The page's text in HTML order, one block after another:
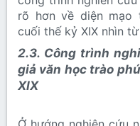
rõ hơn về diện mạo
cuối thế kỷ XIX nhìn
2.3. Công trình
giả văn học trào
XIX